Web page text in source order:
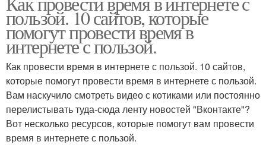
пользой. 10 сайтов, которые
помогут провести время в
интернете с пользой.
Как провести время в интернете с пользой. 10 сайтов,
которые помогут провести время в интернете с пользой.
Вам наскучило смотреть видео с котиками или постоянно
перелистывать туда-сюда ленту новостей "Вконтакте"?
Вот несколько ресурсов, которые помогут вам провести
время в интернете с пользой.